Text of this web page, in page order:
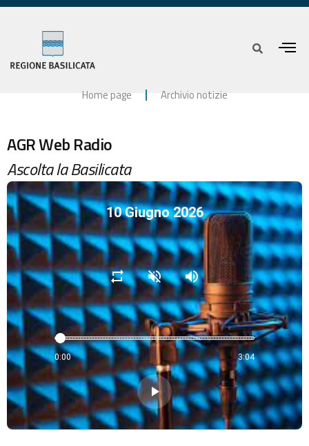
Home page Archivio notizie
AGR Web Radio
Ascolta la Basilicata
10 Giugno 2026
repeat volume_off volume_up
0:00 3:04
play_arrow